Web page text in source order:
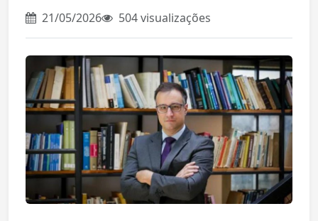
21/05/2026 504 visualizações